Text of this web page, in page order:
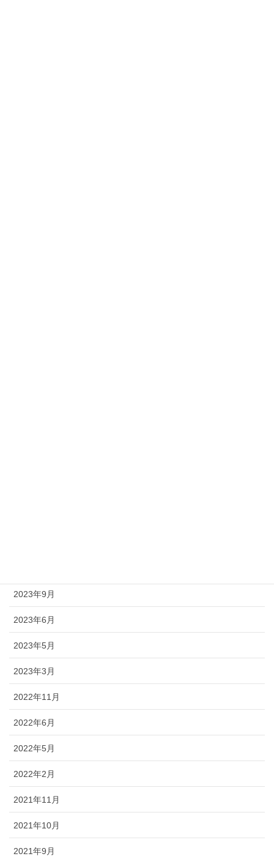
2023年9月
2023年6月
2023年5月
2023年3月
2022年11月
2022年6月
2022年5月
2022年2月
2021年11月
2021年10月
2021年9月